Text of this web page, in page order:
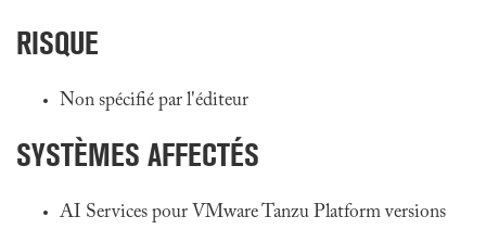
RISQUE
Non spécifié par l'éditeur
SYSTÈMES AFFECTÉS
AI Services pour VMware Tanzu Platform versions